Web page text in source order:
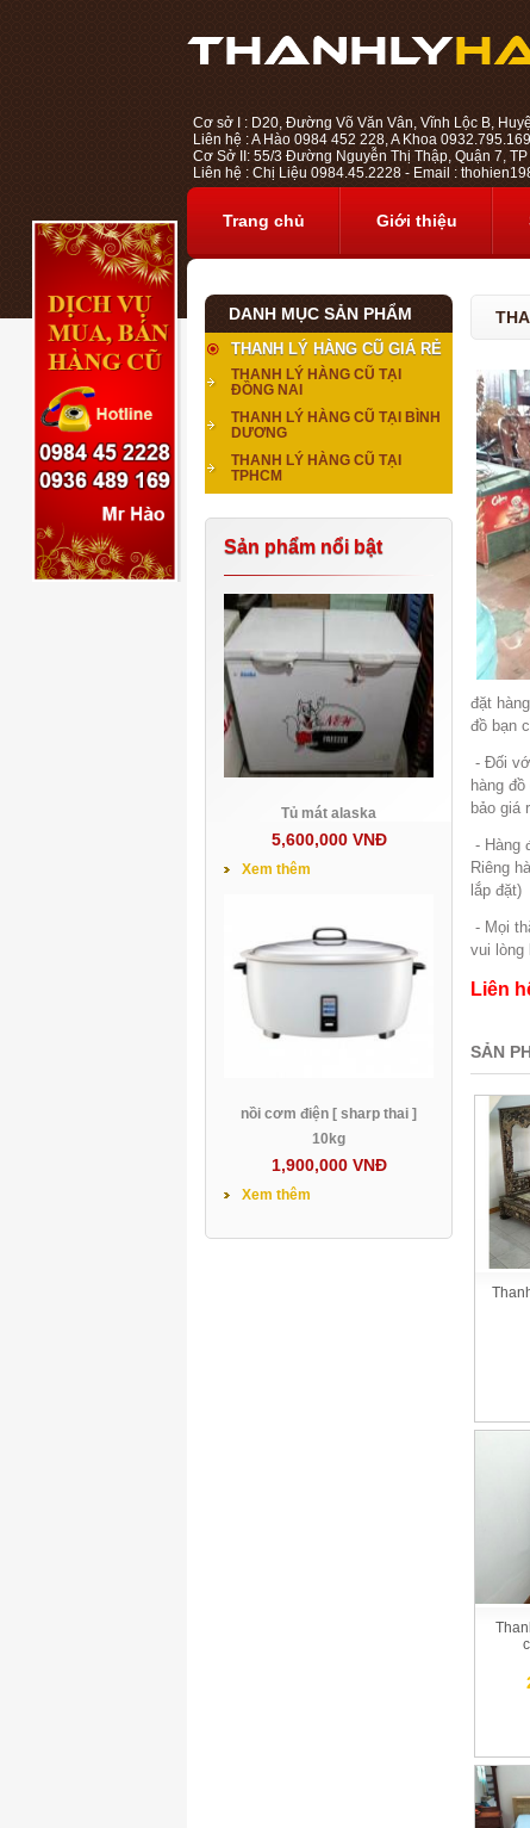
Cơ sở I : D20, Đường Võ Văn Vân, Vĩnh Lộc B,
Liên hệ : A Hào 0984 452 228, A Khoa
Cơ Sở II: 55/3 Đường Nguyễn Thị Thập, Quận 7,
Liên hệ : Chị Liệu 0984.45.2228 - Email :
Trang chủ Giới thiệu
DANH MỤC SẢN PHẨM
THANH LÝ HÀNG CŨ GIÁ RẺ
THANH LÝ HÀNG CŨ TẠI
ĐỒNG NAI
THANH LÝ HÀNG CŨ TẠI BÌNH
DƯƠNG
THANH LÝ HÀNG CŨ TẠI
TPHCM
Sản phẩm nổi bật
Tủ mát alaska
5,600,000 VNĐ
Xem thêm
nồi cơm điện [ sharp thai ]
10kg
1,900,000 VNĐ
Xem thêm
đặt
đồ bạn
- Đối
hàng
bảo giá
- Hàng
Riêng
lắp đặt)
- Mọi
vui lòng
Liên
SẢN